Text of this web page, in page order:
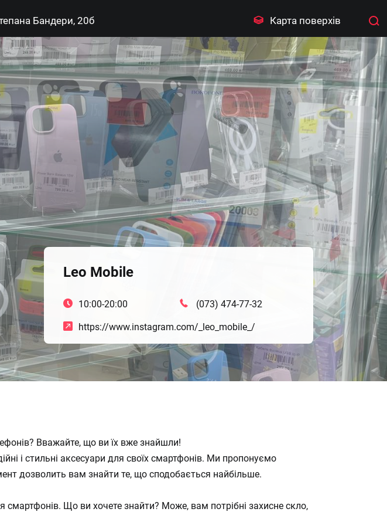
Бандери, 20б Карта поверхів
Leo Mobile
10:00-20:00
https://www.instagram.com/_leo_mobile_/
(073) 474-77-32
Вважайте, що ви їх вже знайшли!
і стильні аксесуари для своїх смартфонів. Ми пропонуємо
дозволить вам знайти те, що сподобається найбільше.
смартфонів. Що ви хочете знайти? Може, вам потрібні захисне скло,